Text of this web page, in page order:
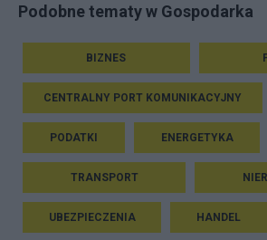
Podobne tematy w Gospodarka
BIZNES
CENTRALNY PORT KOMUNIKACYJNY
PODATKI ENERGETYKA
TRANSPORT
UBEZPIECZENIA HANDEL